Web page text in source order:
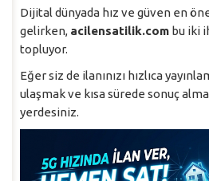
Dijital dünyada hız ve güven en
gelirken, acilensatilik.com bu iki
topluyor.
Eğer siz de ilanınızı hızlıca
ulaşmak ve kısa sürede sonuç
yerdesiniz.